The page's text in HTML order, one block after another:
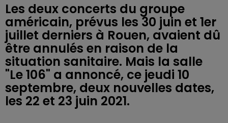
Les deux concerts du groupe
américain, prévus les 30 juin et 1er
juillet derniers à Rouen, avaient dû
être annulés en raison de la
situation sanitaire. Mais la salle
"Le 106" a annoncé, ce jeudi 10
septembre, deux nouvelles dates,
les 22 et 23 juin 2021.